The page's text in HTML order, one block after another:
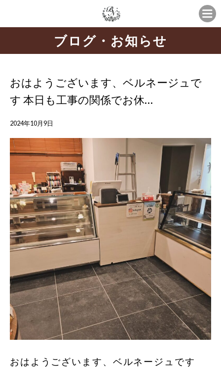
ブログ・お知らせ
おはようございます、ベルネージュで
す 本日も工事の関係でお休…
2024年10月9日
おはようございます、ベルネージュです